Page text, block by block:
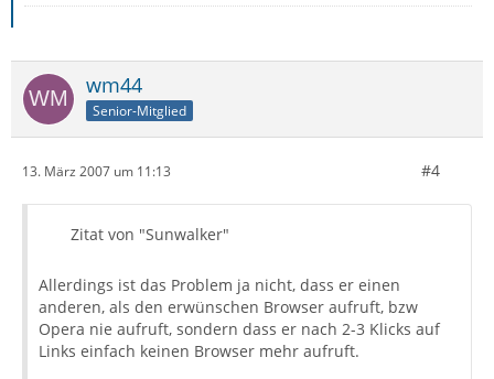
wm44
Senior-Mitglied
13. März 2007 um 11:13 #4
Zitat von "Sunwalker"
Allerdings ist das Problem ja nicht, dass er einen
anderen, als den erwünschen Browser aufruft, bzw
Opera nie aufruft, sondern dass er nach 2-3 Klicks auf
Links einfach keinen Browser mehr aufruft.